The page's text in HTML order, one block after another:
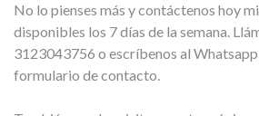
No lo pienses más y contáctenos hoy
disponibles los 7 días de la semana.
3123043756 o escríbenos al
formulario de contacto.